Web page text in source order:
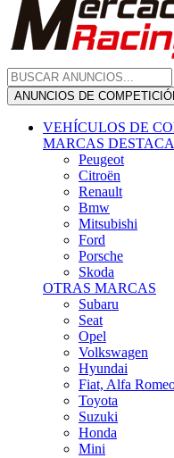
ANUNCIOS DE
VEHÍCULOS DE
MARCAS
Peugeot
Citroën
Renault
Bmw
Mitsubishi
Ford
Porsche
Skoda
OTRAS MARCAS
Subaru
Seat
Opel
Volkswagen
Hyundai
Fiat, Alfa
Toyota
Suzuki
Honda
Mini
Dacia